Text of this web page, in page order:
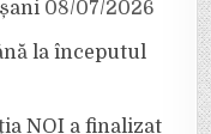
08/07/2026
la începutul
NOI a finalizat